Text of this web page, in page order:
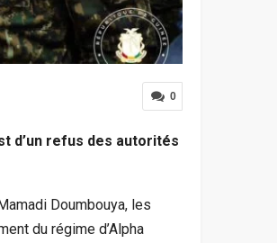
0
d’un refus des autorités
Doumbouya, les
du régime d’Alpha